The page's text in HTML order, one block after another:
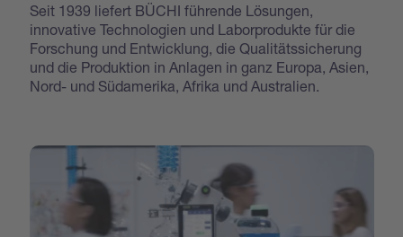
Seit 1939 liefert BÜCHI führende Lösungen,
innovative Technologien und Laborprodukte für die
Forschung und Entwicklung, die Qualitätssicherung
und die Produktion in Anlagen in ganz Europa, Asien,
Nord- und Südamerika, Afrika und Australien.